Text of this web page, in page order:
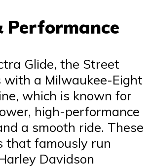
Performance
Glide, the Street
with a Milwaukee-Eight
which is known for
high-performance
a smooth ride. These
that famously run
Davidson